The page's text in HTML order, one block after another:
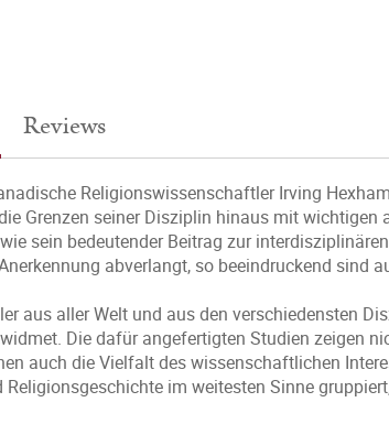
Reviews
Religionswissenschaftler Irving
Grenzen seiner Disziplin hinaus mit wichtigen
sein bedeutender Beitrag zur
abverlangt, so beeindruckend sind
aus aller Welt und aus den verschiedensten
Die dafür angefertigten Studien zeigen
auch die Vielfalt des wissenschaftlichen
Religionsgeschichte im weitesten Sinne